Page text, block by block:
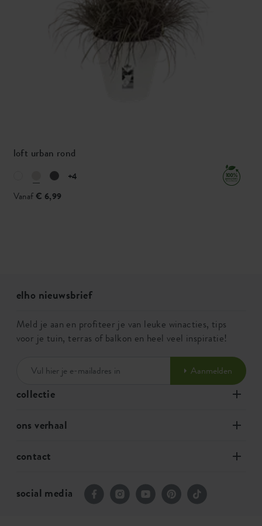
loft urban rond
+4
Vanaf€ 6,99
collectie
ons verhaal
contact
elho nieuwsbrief
Meld je aan en profiteer je van leuke winacties, tips
voor je tuin, terras of balkon en heel veel inspiratie!
Aanmelden
social media